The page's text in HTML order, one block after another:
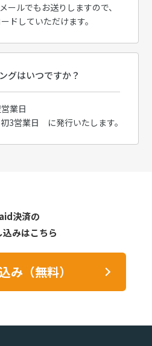
ールでもお送りしますので、
ドしていただけます。
グはいつですか？
業日
3営業日 に発行いたします。
決済の
込みはこちら
み（無料）